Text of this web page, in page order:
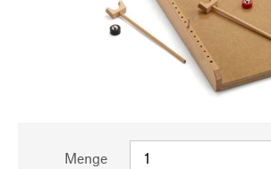
Menge